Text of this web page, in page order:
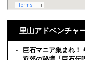
里山アドベンチャ
巨石マニア集まれ！